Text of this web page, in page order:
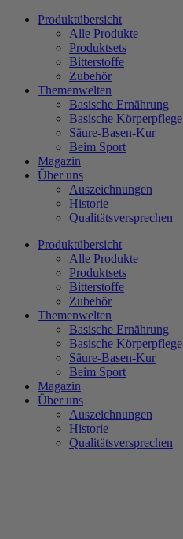
Zum
Produktübersicht
Alle Produkte
Produktsets
Bitterstoffe
Zubehör
Themenwelten
Basische Ernährung
Basische Körperpflege
Säure-Basen-Kur
Beim Sport
Magazin
Über uns
Auszeichnungen
Historie
Qualitätsversprechen
Produktübersicht
Alle Produkte
Produktsets
Bitterstoffe
Zubehör
Themenwelten
Basische Ernährung
Basische Körperpflege
Säure-Basen-Kur
Beim Sport
Magazin
Über uns
Auszeichnungen
Historie
Qualitätsversprechen